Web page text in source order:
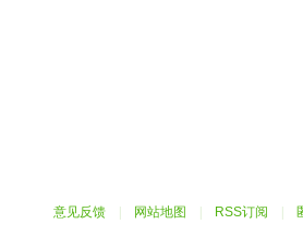
意见反馈 网站地图 RSS订阅